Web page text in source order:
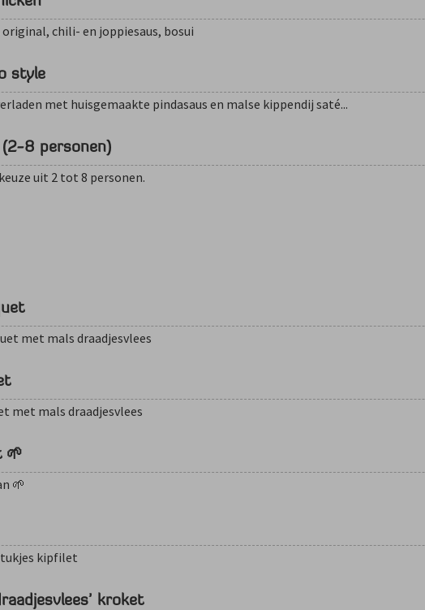
chili- en joppiesaus, bosui
style
met huisgemaakte pindasaus en malse kippendij saté...
8 personen)
uit 2 tot 8 personen.
met mals draadjesvlees
met mals draadjesvlees
🌱
🌱
kipfilet
kroket